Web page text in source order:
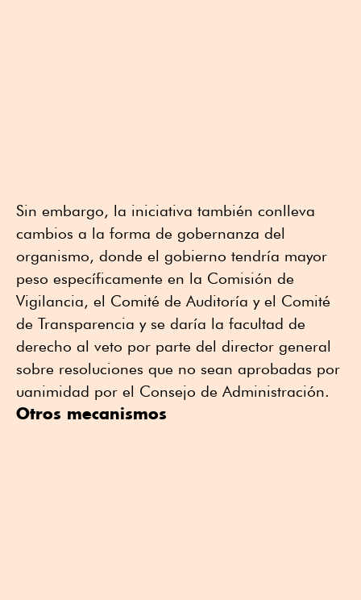
Sin embargo, la iniciativa también conlleva
cambios a la forma de gobernanza del
organismo, donde el gobierno tendría mayor
peso específicamente en la Comisión de
Vigilancia, el Comité de Auditoría y el Comité
de Transparencia y se daría la facultad de
derecho al veto por parte del director general
sobre resoluciones que no sean aprobadas por
uanimidad por el Consejo de Administración.
Otros mecanismos